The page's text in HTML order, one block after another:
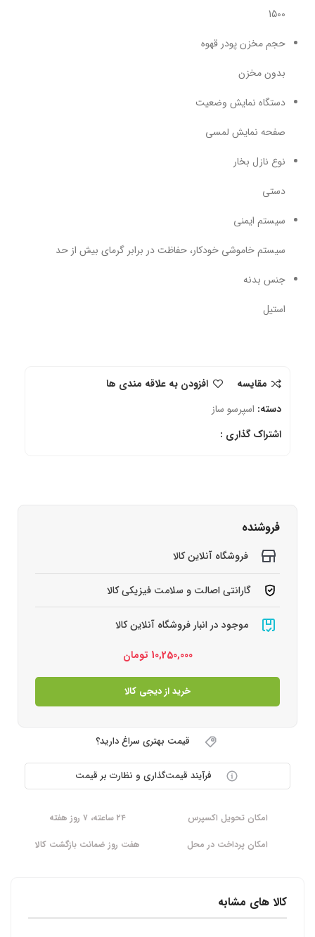
1500
حجم مخزن پودر قهوه
بدون مخزن
دستگاه نمایش وضعیت
صفحه نمایش لمسی
نوع نازل بخار
دستی
سیستم ایمنی
سیستم خاموشی خودکار، حفاظت در برابر گرمای بیش از حد
جنس بدنه
استیل
مقایسه
افزودن به علاقه مندی ها
دسته: اسپرسو ساز
اشتراک گذاری :
فروشنده
فروشگاه آنلاین کالا
گارانتی اصالت و سلامت فیزیکی کالا
موجود در انبار فروشگاه آنلاین کالا
10,250,000 تومان
خرید از دیجی کالا
قیمت بهتری سراغ دارید؟
فرآیند قیمت‌گذاری و نظارت بر قیمت
امکان تحویل اکسپرس
۲۴ ساعته، ۷ روز هفته
امکان پرداخت در محل
هفت روز ضمانت بازگشت کالا
کالا های مشابه